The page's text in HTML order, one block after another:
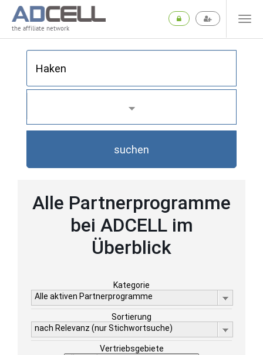
the affiliate network
suchen
Alle Partnerprogramme
bei ADCELL im
Überblick
Kategorie
Alle aktiven Partnerprogramme
Sortierung
nach Relevanz (nur Stichwortsuche)
Vertriebsgebiete